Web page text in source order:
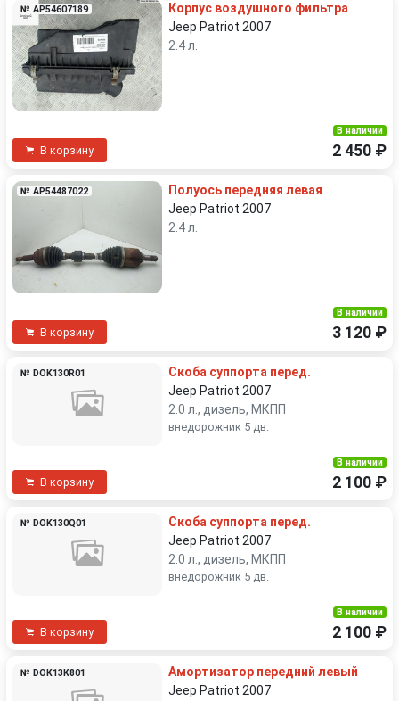
№ AP54607189
Корпус воздушного фильтра
Jeep Patriot 2007
2.4 л.
В корзину
В наличии
2 450 ₽
№ AP54487022
Полуось передняя левая
Jeep Patriot 2007
2.4 л.
В корзину
В наличии
3 120 ₽
№ DOK130R01
Скоба суппорта перед.
Jeep Patriot 2007
2.0 л., дизель, МКПП
внедорожник 5 дв.
В корзину
В наличии
2 100 ₽
№ DOK130Q01
Скоба суппорта перед.
Jeep Patriot 2007
2.0 л., дизель, МКПП
внедорожник 5 дв.
В корзину
В наличии
2 100 ₽
№ DOK13K801
Амортизатор передний левый
Jeep Patriot 2007